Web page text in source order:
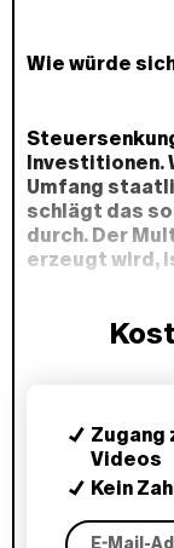
Wie würde
Investitionen.
Umfang
schlägt das
durch. Der
erzeugt wird,
tiefer in die
Zugang
Videos
Kein